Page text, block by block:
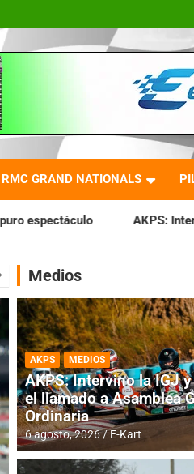
RMC GRAND NATIONALS
AKPS: Intervino la IGJ y oficializó
Medios
AKPS MEDIOS
AKPS: Intervino la IGJ
el llamado a Asamblea
Ordinaria
6 agosto, 2026 E-Kart